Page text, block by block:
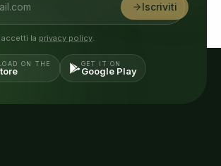
Iscriviti
la privacy policy.
ON THE GET IT ON
Google Play